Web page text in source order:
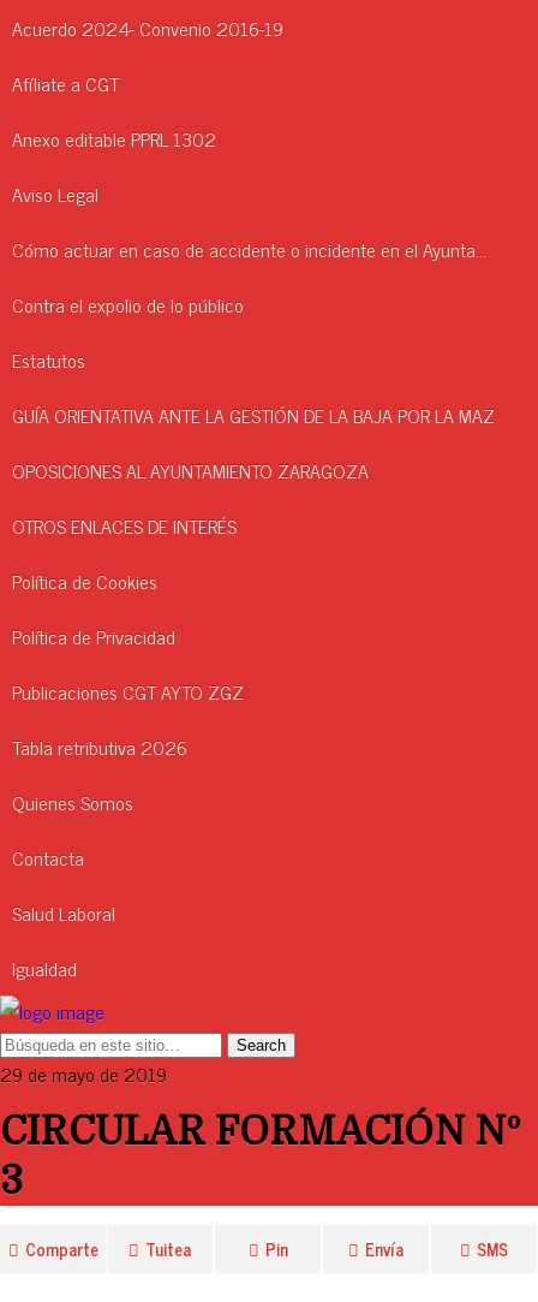
Acuerdo 2024- Convenio 2016-19
Afíliate a CGT
Anexo editable PPRL 1302
Aviso Legal
Cómo actuar en caso de accidente o incidente en el Ayuntamiento.
Contra el expolio de lo público
Estatutos
GUÍA ORIENTATIVA ANTE LA GESTIÓN DE LA BAJA POR LA MAZ
OPOSICIONES AL AYUNTAMIENTO ZARAGOZA
OTROS ENLACES DE INTERÉS
Política de Cookies
Política de Privacidad
Publicaciones CGT AYTO ZGZ
Tabla retributiva 2026
Quienes Somos
Contacta
Salud Laboral
Igualdad
29 de mayo de 2019
CIRCULAR FORMACIÓN Nº
3
Comparte Tuitea Pin Envía SMS